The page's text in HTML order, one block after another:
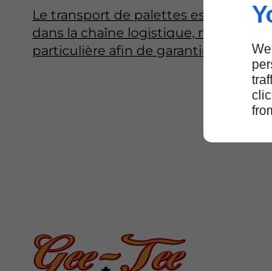
Le transport de palettes est une
dans la chaîne logistique,
particulière afin de garantir la
des marchandises. Le calage des
technique essentielle pour éviter
pendant le transport. Dans cet
explorerons les différentes méthodes
leur importance, ainsi que les